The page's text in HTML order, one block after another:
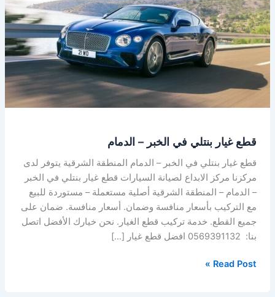
قطع غيار بنتلي في الخبر – الدمام
قطع غيار بنتلي في الخبر – الدمام المنطقة الشرقية يتوفر لدى
مركزنا مركز الابداع لصيانة السيارات قطع غيار بنتلي في الخبر
– الدمام – المنطقة الشرقية أصلية مستعملة – مستوردة للبيع
مع التركيب بأسعار منافسة وضمان. أسعار منافسة. ضمان على
جميع القطع. خدمة تركيب قطع الغيار. نحن خيارك الأفضل اتصل
بنا: 0569391132 افضل قطع غيار […]
في
الخبر
–
الدمام
Read Post »